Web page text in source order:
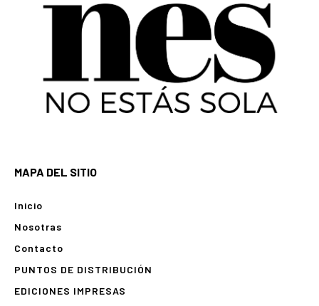
MAPA DEL SITIO
Inicio
Nosotras
Contacto
PUNTOS DE DISTRIBUCIÓN
EDICIONES IMPRESAS